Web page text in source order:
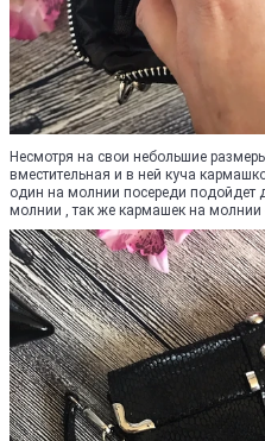
Несмотря на свои небольшие
вместительная и в ней куча
один на молнии посереди подойдет
молнии , так же кармашек на молнии